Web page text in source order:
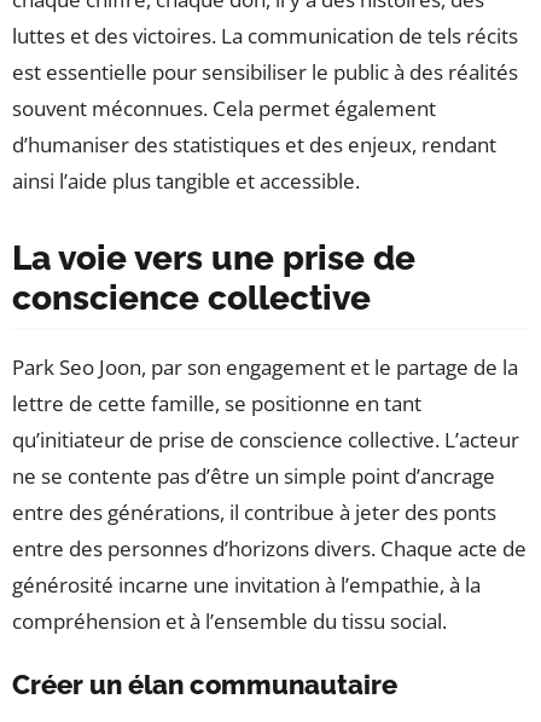
luttes et des victoires. La communication de tels récits
est essentielle pour sensibiliser le public à des réalités
souvent méconnues. Cela permet également
d’humaniser des statistiques et des enjeux, rendant
ainsi l’aide plus tangible et accessible.
La voie vers une prise de
conscience collective
Park Seo Joon, par son engagement et le partage de la
lettre de cette famille, se positionne en tant
qu’initiateur de prise de conscience collective. L’acteur
ne se contente pas d’être un simple point d’ancrage
entre des générations, il contribue à jeter des ponts
entre des personnes d’horizons divers. Chaque acte de
générosité incarne une invitation à l’empathie, à la
compréhension et à l’ensemble du tissu social.
Créer un élan communautaire